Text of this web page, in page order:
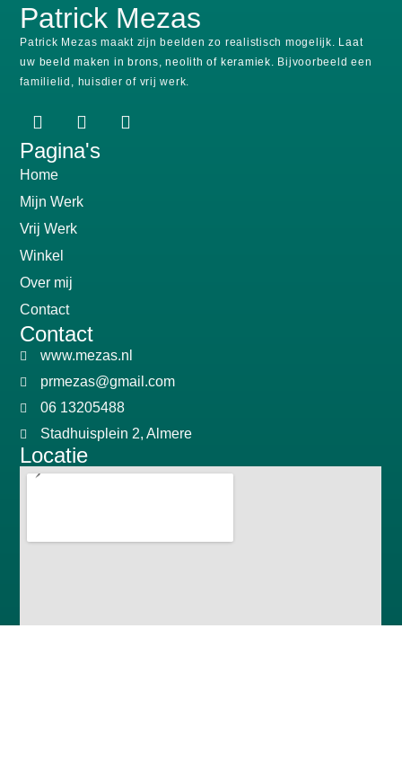
Patrick Mezas
Patrick Mezas maakt zijn beelden zo realistisch mogelijk. Laat
uw beeld maken in brons, neolith of keramiek.
Bijvoorbeeld een
familielid, huisdier of vrij werk.
Pagina's
Home
Mijn Werk
Vrij Werk
Winkel
Over mij
Contact
Contact
www.mezas.nl
prmezas@gmail.com
06 13205488
Stadhuisplein 2, Almere
Locatie